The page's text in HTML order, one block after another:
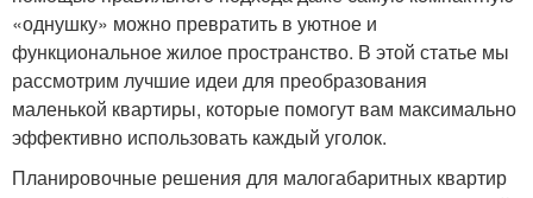
«однушку» можно превратить в уютное и
функциональное жилое пространство. В этой статье мы
рассмотрим лучшие идеи для преобразования
маленькой квартиры, которые помогут вам максимально
эффективно использовать каждый уголок.
Планировочные решения для малогабаритных квартир